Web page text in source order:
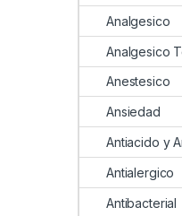
Analgesico
Analgesico
Anestesico
Ansiedad
Antiacido y
Antialergico
Antibacterial